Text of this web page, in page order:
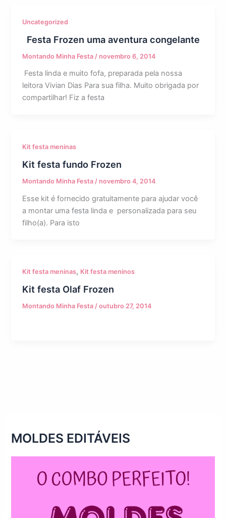
Uncategorized
Festa Frozen uma aventura congelante
Montando Minha Festa / novembro 6, 2014
Festa linda e muito fofa, preparada pela nossa
leitora Vivian Dias Para sua filha. Muito obrigada por
compartilhar! Fiz a festa
Kit festa meninas
Kit festa fundo Frozen
Montando Minha Festa / novembro 4, 2014
Esse kit é fornecido gratuitamente para ajudar você
a montar uma festa linda e personalizada para seu
filho(a). Para isto
Kit festa meninas, Kit festa meninos
Kit festa Olaf Frozen
Montando Minha Festa /outubro 27, 2014
MOLDES EDITÁVEIS